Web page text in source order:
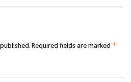
Required fields are marked *